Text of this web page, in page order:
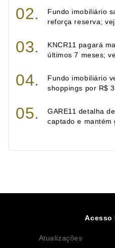
Fundo imobiliário
reforça reserva;
KNCR11 pagará
últimos 7 meses;
Fundo imobiliário
shoppings por R$
GARE11 detalha
captado e mantém
Acesso
Atualizações